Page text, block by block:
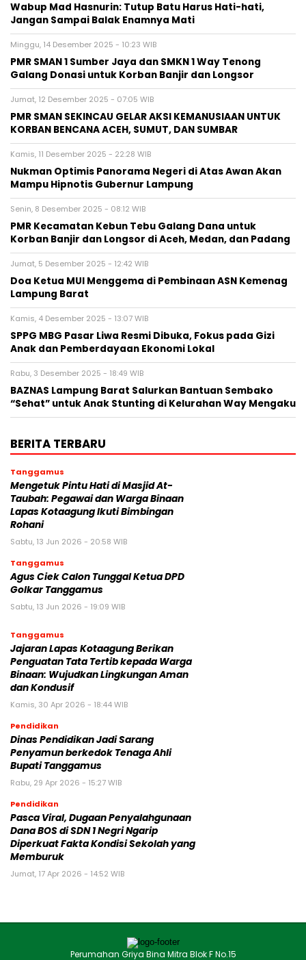
Wabup Mad Hasnurin: Tutup Batu Harus Hati-hati,
Jangan Sampai Balak Enamnya Mati
Minggu, 14 Desember 2025 - 10:23 WIB
PMR SMAN 1 Sumber Jaya dan SMKN 1 Way Tenong
Galang Donasi untuk Korban Banjir dan Longsor
Jumat, 12 Desember 2025 - 07:05 WIB
PMR SMAN SEKINCAU GELAR AKSI KEMANUSIAAN UNTUK
KORBAN BENCANA ACEH, SUMUT, DAN SUMBAR
Kamis, 11 Desember 2025 - 22:28 WIB
Nukman Optimis Panorama Negeri di Atas Awan Akan
Mampu Hipnotis Gubernur Lampung
Senin, 8 Desember 2025 - 08:12 WIB
PMR Kecamatan Kebun Tebu Galang Dana untuk
Korban Banjir dan Longsor di Aceh, Medan, dan Padang
Jumat, 5 Desember 2025 - 12:42 WIB
Doa Ketua MUI Menggema di Pembinaan ASN Kemenag
Lampung Barat
Kamis, 4 Desember 2025 - 13:07 WIB
SPPG MBG Pasar Liwa Resmi Dibuka, Fokus pada Gizi
Anak dan Pemberdayaan Ekonomi Lokal
Rabu, 3 Desember 2025 - 18:49 WIB
BAZNAS Lampung Barat Salurkan Bantuan Sembako
“Sehat” untuk Anak Stunting di Kelurahan Way Mengaku
BERITA TERBARU
Tanggamus
Mengetuk Pintu Hati di Masjid At-
Taubah: Pegawai dan Warga Binaan
Lapas Kotaagung Ikuti Bimbingan
Rohani
Sabtu, 13 Jun 2026 - 20:58 WIB
Tanggamus
Agus Ciek Calon Tunggal Ketua DPD
Golkar Tanggamus
Sabtu, 13 Jun 2026 - 19:09 WIB
Tanggamus
Jajaran Lapas Kotaagung Berikan
Penguatan Tata Tertib kepada Warga
Binaan: Wujudkan Lingkungan Aman
dan Kondusif
Kamis, 30 Apr 2026 - 18:44 WIB
Pendidikan
Dinas Pendidikan Jadi Sarang
Penyamun berkedok Tenaga Ahli
Bupati Tanggamus
Rabu, 29 Apr 2026 - 15:27 WIB
Pendidikan
Pasca Viral, Dugaan Penyalahgunaan
Dana BOS di SDN 1 Negri Ngarip
Diperkuat Fakta Kondisi Sekolah yang
Memburuk
Jumat, 17 Apr 2026 - 14:52 WIB
Perumahan Griya Bina Mitra Blok F No.15